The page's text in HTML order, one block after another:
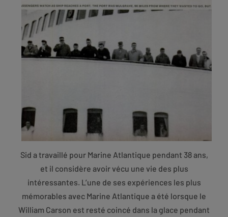
Sid a travaillé pour Marine Atlantique pendant 38 ans,
et il considère avoir vécu une vie des plus
intéressantes. L’une de ses expériences les plus
mémorables avec Marine Atlantique a été lorsque le
William Carson est resté coincé dans la glace pendant